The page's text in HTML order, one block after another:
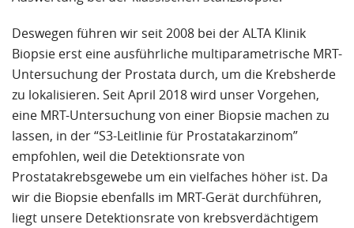
Deswegen führen wir seit 2008 bei der ALTA Klinik
Biopsie erst eine ausführliche multiparametrische MRT-
Untersuchung der Prostata durch, um die Krebsherde
zu lokalisieren. Seit April 2018 wird unser Vorgehen,
eine MRT-Untersuchung von einer Biopsie machen zu
lassen, in der “S3-Leitlinie für Prostatakarzinom”
empfohlen, weil die Detektionsrate von
Prostatakrebsgewebe um ein vielfaches höher ist. Da
wir die Biopsie ebenfalls im MRT-Gerät durchführen,
liegt unsere Detektionsrate von krebsverdächtigem